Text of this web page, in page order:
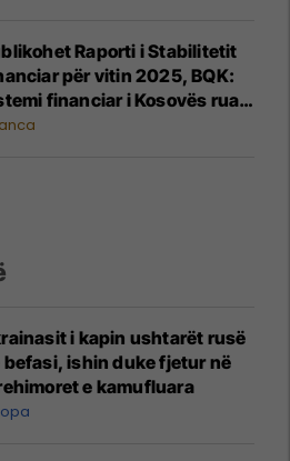
Raporti i Stabilitetit
për vitin 2025, BQK:
financiar i Kosovës ruan
të lartë dhe
i kapin ushtarët rusë
befasi, ishin duke fjetur në
e kamufluara